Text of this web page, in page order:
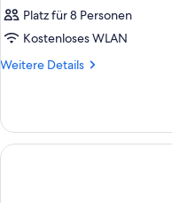
Platz für 8 Personen
Kostenloses WLAN
Weitere Details
Weitere